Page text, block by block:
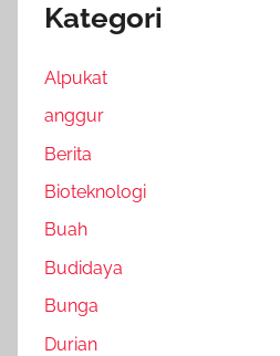
Kategori
Alpukat
anggur
Berita
Bioteknologi
Buah
Budidaya
Bunga
Durian